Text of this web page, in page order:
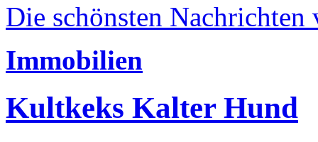
Die schönsten Nachrichten
Immobilien
Kultkeks Kalter Hund